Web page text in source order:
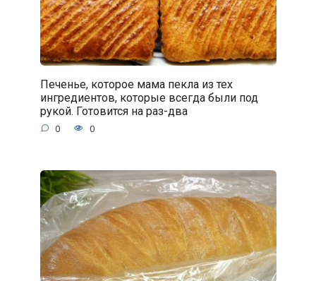
Печенье, которое мама пекла из тех
ингредиентов, которые всегда были под
рукой. Готовится на раз-два
0 0